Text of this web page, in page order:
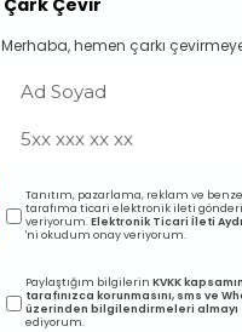
Ücretsiz Kargo
Çark Çevir
Merhaba, hemen çarkı
Tanıtım, pazarlama, reklam ve
tarafıma ticari elektronik ileti
veriyorum.Elektronik Ticari İleti
'ni okudum onay veriyorum.
Paylaştığım bilgilerin KVKK
tarafınızca korunmasını, sms ve
üzerinden bilgilendirmeleri almayı
ediyorum.